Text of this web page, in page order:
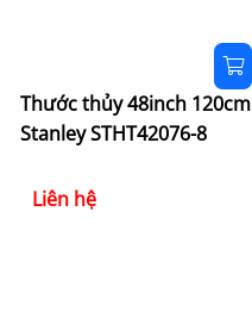
Thước thủy 48inch 120cm
Stanley STHT42076-8
Liên hệ